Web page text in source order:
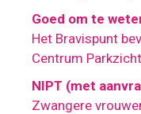
Goed om te
Het Bravispunt
Centrum
NIPT (met
Zwangere